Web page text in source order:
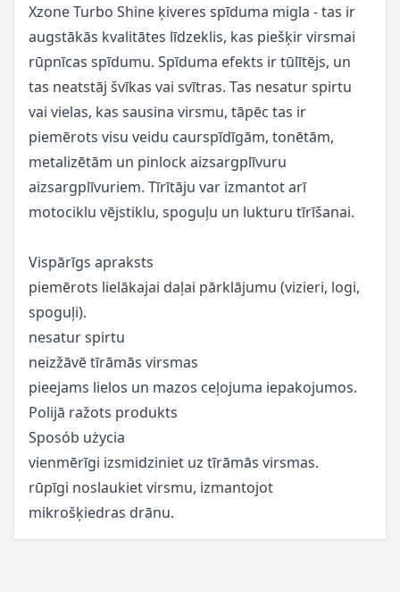
Xzone Turbo Shine ķiveres spīduma migla - tas ir
augstākās kvalitātes līdzeklis, kas piešķir virsmai
rūpnīcas spīdumu. Spīduma efekts ir tūlītējs, un
tas neatstāj švīkas vai svītras. Tas nesatur spirtu
vai vielas, kas sausina virsmu, tāpēc tas ir
piemērots visu veidu caurspīdīgām, tonētām,
metalizētām un pinlock aizsargplīvuru
aizsargplīvuriem. Tīrītāju var izmantot arī
motociklu vējstiklu, spoguļu un lukturu tīrīšanai.
Vispārīgs apraksts
piemērots lielākajai daļai pārklājumu (vizieri, logi,
spoguļi).
nesatur spirtu
neizžāvē tīrāmās virsmas
pieejams lielos un mazos ceļojuma iepakojumos.
Polijā ražots produkts
Sposób użycia
vienmērīgi izsmidziniet uz tīrāmās virsmas.
rūpīgi noslaukiet virsmu, izmantojot
mikrošķiedras drānu.